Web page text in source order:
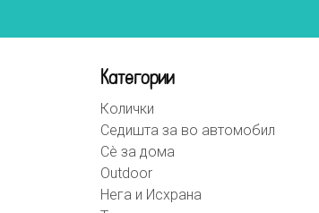
Категории
Колички
Седишта за во автомобил
Сè за дома
Outdoor
Нега и Исхрана